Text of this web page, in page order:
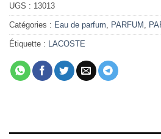
UGS : 13013
Catégories : Eau de parfum PARFUM
Étiquette : LACOSTE